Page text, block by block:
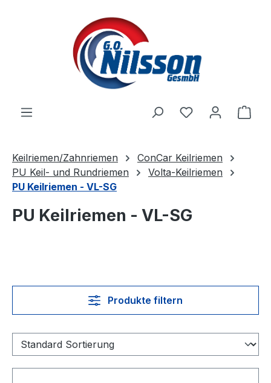
Zum Hauptinhalt springen
Keilriemen/Zahnriemen
ConCar Keilriemen
PU Keil- und Rundriemen
Volta-Keilriemen
PU Keilriemen - VL-SG
PU Keilriemen - VL-SG
Produkte filtern